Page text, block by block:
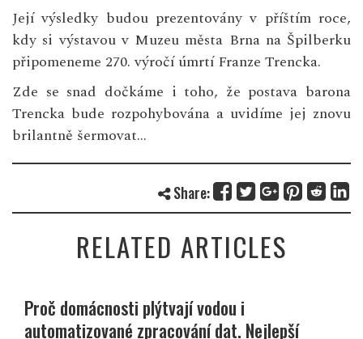
Její výsledky budou prezentovány v příštím roce,
kdy si výstavou v Muzeu města Brna na Špilberku
připomeneme 270. výročí úmrtí Franze Trencka.
Zde se snad dočkáme i toho, že postava barona
Trencka bude rozpohybována a uvidíme jej znovu
brilantně šermovat…
Share:
RELATED ARTICLES
Proč domácnosti plýtvají vodou i
automatizované zpracování dat. Nejlepší